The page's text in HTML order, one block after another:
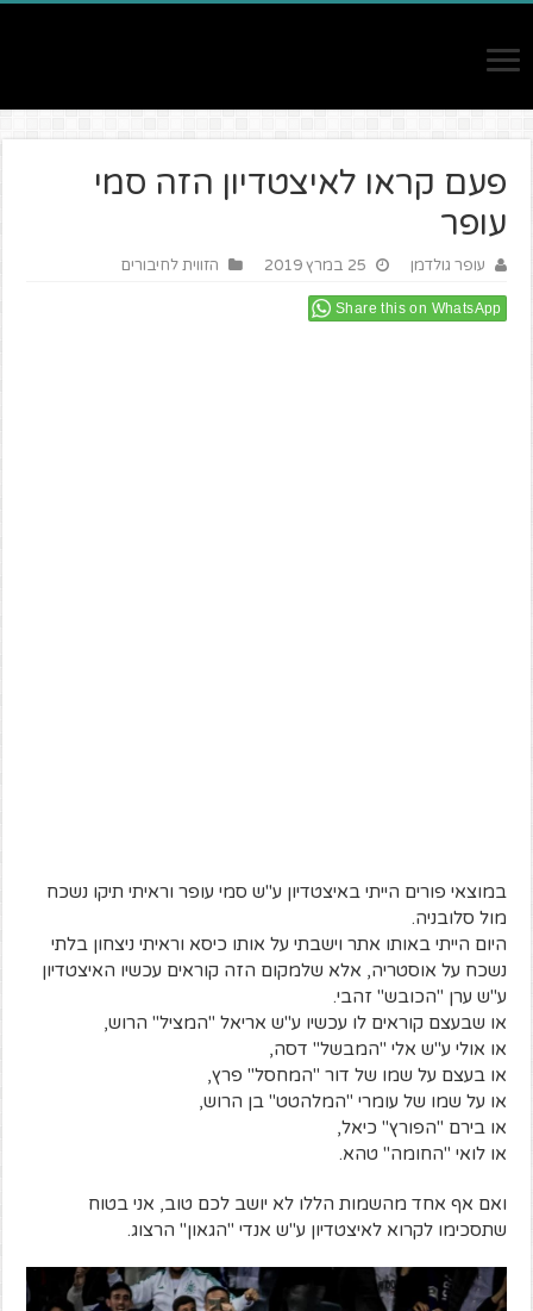
פעם קראו לאיצטדיון הזה סמי
עופר
עופר גולדמן 25 במרץ 2019 הזווית לחיבורים
Share this on WhatsApp
במוצאי פורים הייתי באיצטדיון ע"ש סמי עופר וראיתי תיקו נשכח
מול סלובניה.
היום הייתי באותו אתר וישבתי על אותו כיסא וראיתי ניצחון בלתי
נשכח על אוסטריה, אלא שלמקום הזה קוראים עכשיו האיצטדיון
ע"ש ערן "הכובש" זהבי.
או שבעצם קוראים לו עכשיו ע"ש אריאל "המציל" הרוש,
או אולי ע"ש אלי "המבשל" דסה,
או בעצם על שמו של דור "המחסל" פרץ,
או על שמו של עומרי "המלהטט" בן הרוש,
או בירם "הפורץ" כיאל,
או לואי "החומה" טהא.
ואם אף אחד מהשמות הללו לא יושב לכם טוב, אני בטוח
שתסכימו לקרוא לאיצטדיון ע"ש אנדי "הגאון" הרצוג.